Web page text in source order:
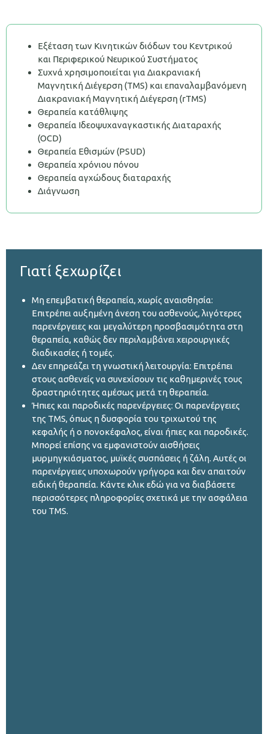
Εξέταση των Κινητικών διόδων του Κεντρικού
και Περιφερικού Νευρικού Συστήματος
Συχνά χρησιμοποιείται για Διακρανιακή
Μαγνητική Διέγερση (TMS) και επαναλαμβανόμενη
Διακρανιακή Μαγνητική Διέγερση (rTMS)
Θεραπεία κατάθλιψης
Θεραπεία Ιδεοψυχαναγκαστικής Διαταραχής
(OCD)
Θεραπεία Εθισμών (PSUD)
Θεραπεία χρόνιου πόνου
Θεραπεία αγχώδους διαταραχής
Διάγνωση
Γιατί ξεχωρίζει
Μη επεμβατική θεραπεία, χωρίς αναισθησία:
Επιτρέπει αυξημένη άνεση του ασθενούς, λιγότερες
παρενέργειες και μεγαλύτερη προσβασιμότητα στη
θεραπεία, καθώς δεν περιλαμβάνει χειρουργικές
διαδικασίες ή τομές.
Δεν επηρεάζει τη γνωστική λειτουργία: Επιτρέπει
στους ασθενείς να συνεχίσουν τις καθημερινές τους
δραστηριότητες αμέσως μετά τη θεραπεία.
Ήπιες και παροδικές παρενέργειες: Οι παρενέργειες
της TMS, όπως η δυσφορία του τριχωτού της
κεφαλής ή ο πονοκέφαλος, είναι ήπιες και παροδικές.
Μπορεί επίσης να εμφανιστούν αισθήσεις
μυρμηγκιάσματος, μυϊκές συσπάσεις ή ζάλη. Αυτές οι
παρενέργειες υποχωρούν γρήγορα και δεν απαιτούν
ειδική θεραπεία. Κάντε κλικ εδώ για να διαβάσετε
περισσότερες πληροφορίες σχετικά με την ασφάλεια
του TMS.